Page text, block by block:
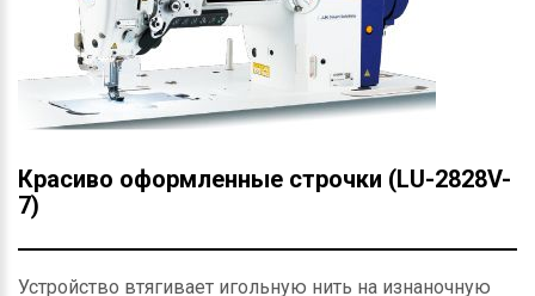
Красиво оформленные строчки (LU-2828V-
7)
Устройство втягивает игольную нить на изнаночную